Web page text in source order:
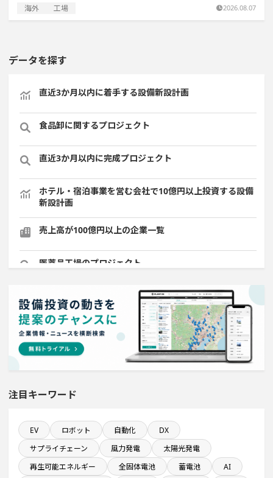
海外 工場 2026.08.07
データを探す
直近3か月以内に着手する設備新設計画
食品卸に関するプロジェクト
直近3か月以内に完成プロジェクト
ホテル・宿泊事業を営む会社で10億円以上投資する設備
新設計画
売上高が100億円以上の企業一覧
医薬品工場のプロジェクト
発電設備の導入を含む物流施設プロジェクト
発電設備の導入を含む工場プロジェクト
半導体セグメントに投資する設備新設計画
来月着工プロジェクト
新規雇用者数100名以上プロジェクト
自動車関連工場のプロジェクト
注目キーワード
EV ロボット 自動化
DX
サプライチェーン
風力発電
太陽光発電
再生可能エネルギー
全固体電池 蓄電池 AI